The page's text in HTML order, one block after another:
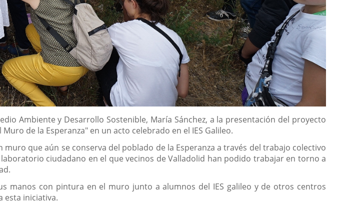
Ambiente y Desarrollo Sostenible, María Sánchez, a la presentación del proyecto
de la Esperanza" en un acto celebrado en el IES Galileo.
que aún se conserva del poblado de la Esperanza a través del trabajo colectivo
ciudadano en el que vecinos de Valladolid han podido trabajar en torno a
manos con pintura en el muro junto a alumnos del IES galileo y de otros centros
esta iniciativa.